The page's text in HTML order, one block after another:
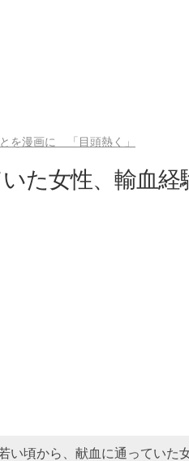
を漫画に 「目頭熱く」
た女性、輸血経
い頃から、献血に通っていた